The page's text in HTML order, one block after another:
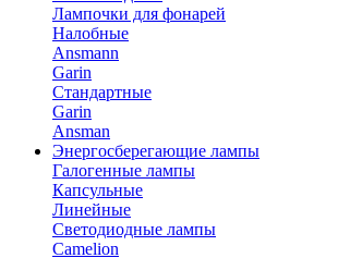
Лампочки для фонарей
Налобные
Ansmann
Garin
Стандартные
Garin
Ansman
Энергосберегающие лампы
Галогенные лампы
Капсульные
Линейные
Светодиодные лампы
Camelion